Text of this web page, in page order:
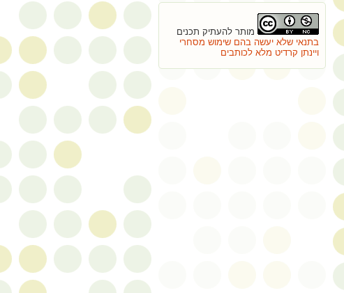
מותר להעתיק תכנים
בתנאי שלא יעשה בהם שימוש מסחרי
ויינתן קרדיט מלא לכותבים